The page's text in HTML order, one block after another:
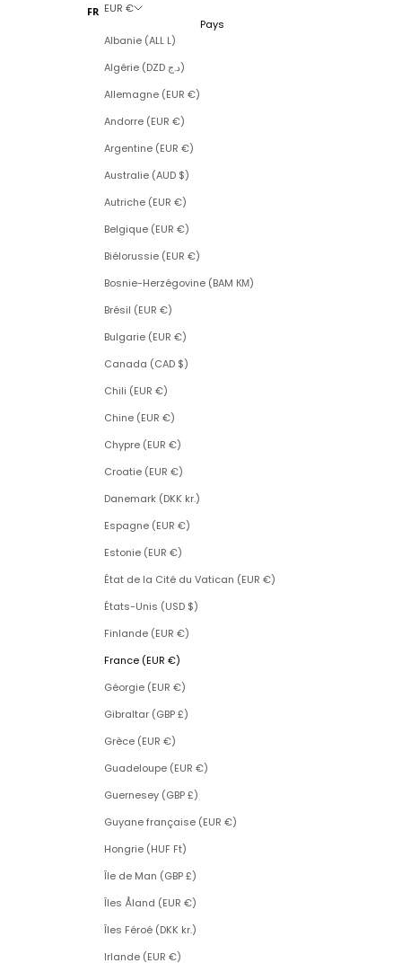
FR EUR €
Pays
Albanie (ALL L)
Algérie (DZD د.ج)
Allemagne (EUR €)
Andorre (EUR €)
Argentine (EUR €)
Australie (AUD $)
Autriche (EUR €)
Belgique (EUR €)
Biélorussie (EUR €)
Bosnie-Herzégovine (BAM КМ)
Brésil (EUR €)
Bulgarie (EUR €)
Canada (CAD $)
Chili (EUR €)
Chine (EUR €)
Chypre (EUR €)
Croatie (EUR €)
Danemark (DKK kr.)
Espagne (EUR €)
Estonie (EUR €)
État de la Cité du Vatican (EUR €)
États-Unis (USD $)
Finlande (EUR €)
France (EUR €)
Géorgie (EUR €)
Gibraltar (GBP £)
Grèce (EUR €)
Guadeloupe (EUR €)
Guernesey (GBP £)
Guyane française (EUR €)
Hongrie (HUF Ft)
Île de Man (GBP £)
Îles Åland (EUR €)
Îles Féroé (DKK kr.)
Irlande (EUR €)